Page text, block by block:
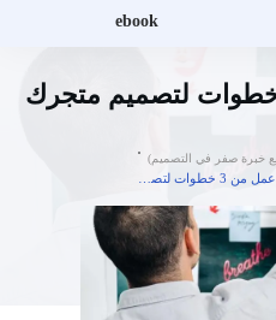
ebook
خبرة صفر في التصميم)